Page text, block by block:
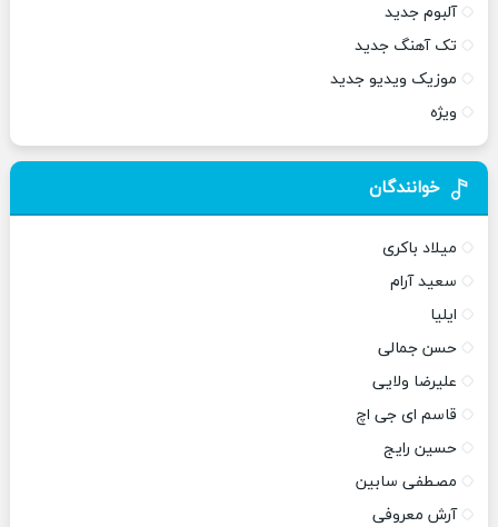
آلبوم جدید
تک آهنگ جدید
موزیک ویدیو جدید
ویژه
خوانندگان
میلاد باکری
سعید آرام
ایلیا
حسن جمالی
علیرضا ولایی
قاسم ای جی اچ
حسین رایج
مصطفی سابین
آرش معروفی